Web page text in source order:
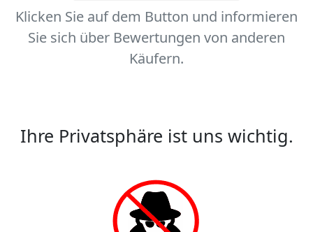
Klicken Sie auf dem Button und informieren
Sie sich über Bewertungen von anderen
Käufern.
Ihre Privatsphäre ist uns wichtig.